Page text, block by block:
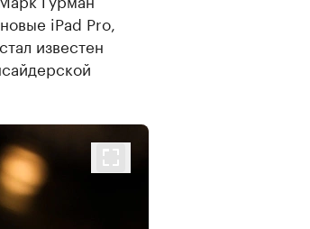
iPad Pro,
известен